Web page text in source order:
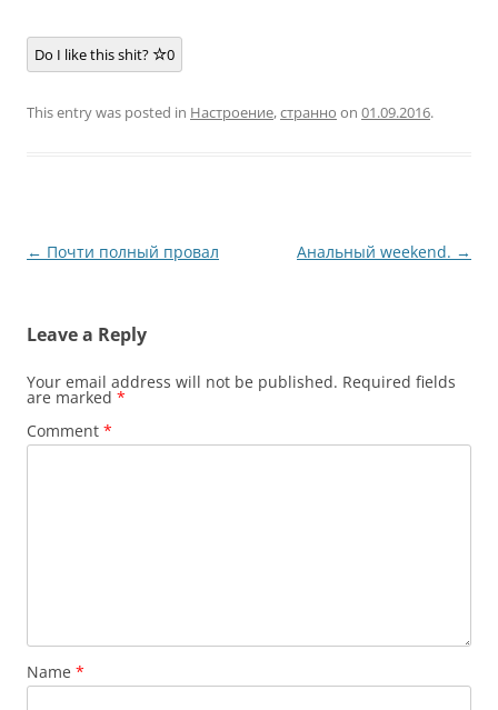
Do I like this shit? 0
This entry was posted in Настроение,странно on 01.09.2016.
Post
← Почти полный провал Анальный weekend. →
Leave a Reply
Your email address will not be published. Required fields
are marked *
Comment *
Name *